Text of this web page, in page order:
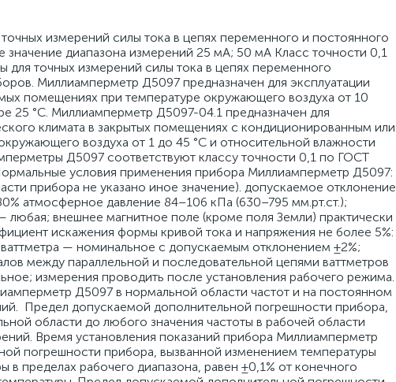
измерений силы тока в цепях переменного и постоянного
диапазона измерений 25 мА; 50 мА Класс точности 0,1
точных измерений силы тока в цепях переменного
Миллиамперметр Д5097 предназначен для эксплуатации
помещениях при температуре окружающего воздуха от 10
25 °С. Миллиамперметр Д5097-04.1 предназначен для
климата в закрытых помещениях с кондиционированным или
воздуха от 1 до 45 °С и относительной влажности
Д5097 соответствуют классу точности 0,1 по ГОСТ
условия применения прибора Миллиамперметр Д5097:
прибора не указано иное значение). допускаемое отклонение
атмосферное давление 84–106 кПа (630–795 мм.рт.ст.);
внешнее магнитное поле (кроме поля Земли) практически
искажения формы кривой тока и напряжения не более 5%:
— номинальное с допускаемым отклонением ±2%;
между параллельной и последовательной цепями ваттметров
измерения проводить после установления рабочего режима.
Д5097 в нормальной области частот и на постоянном
Предел допускаемой дополнительной погрешности прибора,
области до любого значения частоты в рабочей области
Время установления показаний прибора Миллиамперметр
погрешности прибора, вызванной изменением температуры
пределах рабочего диапазона, равен ±0,1% от конечного